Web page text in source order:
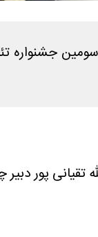
با حضور خیرالله تقیانی
المللی تئاتر فجر امروز شنبه ۱۵ دی